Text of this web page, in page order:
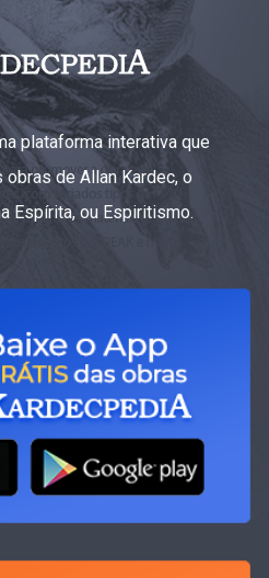
plataforma interativa que
de Allan Kardec, o
Espírita, ou Espiritismo.